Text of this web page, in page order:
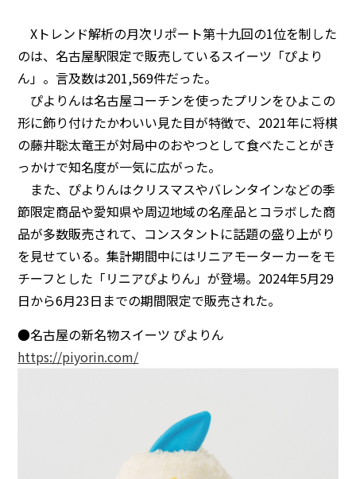
Xトレンド解析の月次リポート第十九回の1位を制した
のは、名古屋駅限定で販売しているスイーツ「ぴより
ん」。言及数は201,569件だった。
ぴよりんは名古屋コーチンを使ったプリンをひよこの
形に飾り付けたかわいい見た目が特徴で、2021年に将棋
の藤井聡太竜王が対局中のおやつとして食べたことがき
っかけで知名度が一気に広がった。
また、ぴよりんはクリスマスやバレンタインなどの季
節限定商品や愛知県や周辺地域の名産品とコラボした商
品が多数販売されて、コンスタントに話題の盛り上がり
を見せている。集計期間中にはリニアモーターカーをモ
チーフとした「リニアぴよりん」が登場。2024年5月29
日から6月23日までの期間限定で販売された。
●名古屋の新名物スイーツ ぴよりん
https://piyorin.com/